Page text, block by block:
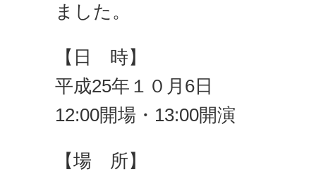
ました。
【日 時】
平成25年１０月6日
12:00開場・13:00開演
【場 所】